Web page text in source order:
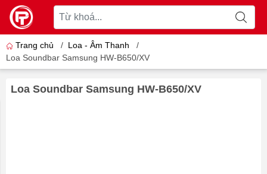
Trang chủ / Loa - Âm Thanh
/
Loa Soundbar Samsung HW-B650/XV
Loa Soundbar Samsung HW-B650/XV